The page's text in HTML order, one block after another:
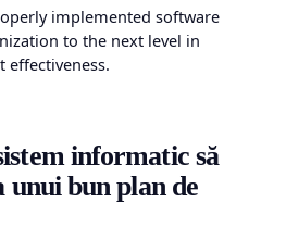
implemented software
to the next level in
effectiveness.
informatic să
bun plan de